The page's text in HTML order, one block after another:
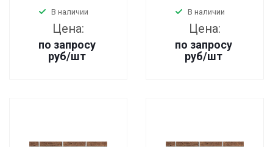
В наличии
Цена:
по запросу
руб/шт
В наличии
Цена:
по запросу
руб/шт